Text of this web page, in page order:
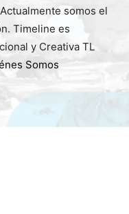
somos el
Timeline es
y Creativa TL
Somos